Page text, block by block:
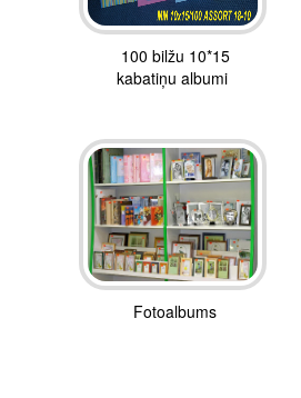
100 bilžu 10*15
kabatiņu albumi
Fotoalbums